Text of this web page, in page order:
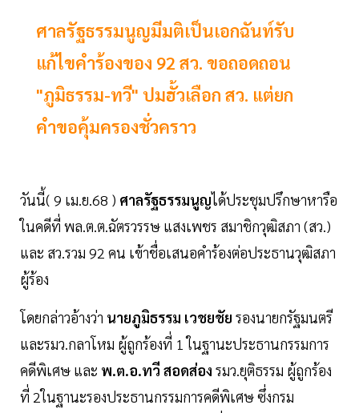
ศาลรัฐธรรมนูญมีมติเป็นเอกฉันท์รับ
แก้ไขคำร้องของ 92 สว. ขอถอดถอน
"ภูมิธรรม-ทวี" ปมฮั้วเลือก สว. แต่ยก
คำขอคุ้มครองชั่วคราว
วันนี้( 9 เม.ย.68 ) ศาลรัฐธรรมนูญได้ประชุมปรึกษาหารือ
ในคดีที่ พล.ต.ต.ฉัตรวรรษ แสงเพชร สมาชิกวุฒิสภา (สว.)
และ สว.รวม 92 คน เข้าชื่อเสนอคำร้องต่อประธานวุฒิสภา
ผู้ร้อง
โดยกล่าวอ้างว่า นายภูมิธรรม เวชยชัย รองนายกรัฐมนตรี
และรมว.กลาโหม ผู้ถูกร้องที่ 1 ในฐานะประธานกรรมการ
คดีพิเศษ และ พ.ต.อ.ทวี สอดส่อง รมว.ยุติธรรม ผู้ถูกร้อง
ที่ 2ในฐานะรองประธานกรรมการคดีพิเศษ ซึ่งกรม